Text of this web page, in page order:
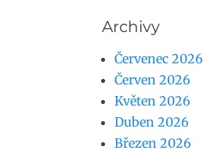
Archivy
Červenec 2026
Červen 2026
Květen 2026
Duben 2026
Březen 2026